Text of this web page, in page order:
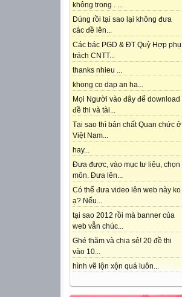
không trong . ...
Dúng rồi tại sao lại không đưa
các đề lên...
Các bác PGD & ĐT Quỳ Hợp phụ
trách CNTT...
thanks nhieu ...
khong co dap an ha...
Mọi Người vào đây để download
đề thi và tài...
Tại sao thì bản chất Quan chức ở
Việt Nam...
hay...
Đưa được, vào mục tư liệu, chọn
môn. Đưa lên...
Có thể đưa video lên web này ko
ạ? Nếu...
tại sao 2012 rồi mà banner của
web vẫn chúc...
Ghé thăm và chia sẻ! 20 đề thi
vào 10...
hình vẽ lộn xộn quá luôn...